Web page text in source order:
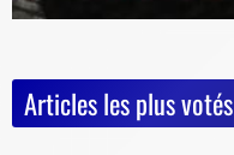
Articles les plus votés